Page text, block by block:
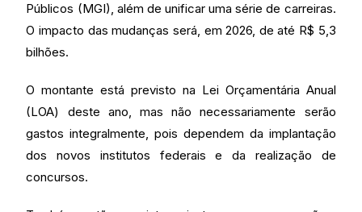
Públicos (MGI), além de unificar uma série de carreiras.
O impacto das mudanças será, em 2026, de até R$ 5,3
bilhões.
O montante está previsto na Lei Orçamentária Anual
(LOA) deste ano, mas não necessariamente serão
gastos integralmente, pois dependem da implantação
dos novos institutos federais e da realização de
concursos.